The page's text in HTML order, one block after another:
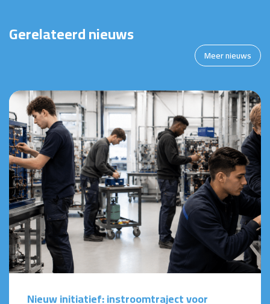
Gerelateerd nieuws
Meer nieuws
Nieuw initiatief: instroomtraject voor